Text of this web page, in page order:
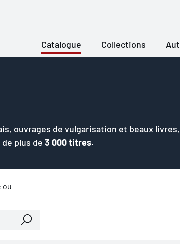
Catalogue Collections
ouvrages de vulgarisation et beaux
plus de 3 000 titres.
ou